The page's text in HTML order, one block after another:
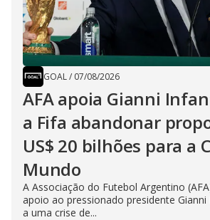
GOAL/ 07/08/2026
AFA apoia Gianni
a Fifa abandonar
US$ 20 bilhões para a
Mundo
A Associação do Futebol Argentino
apoio ao pressionado presidente
a uma crise de...